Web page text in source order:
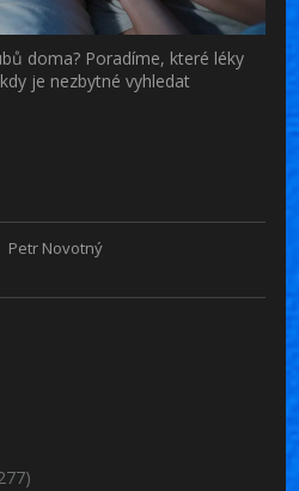
doma? Poradíme, které léky
je nezbytné vyhledat
Petr Novotný